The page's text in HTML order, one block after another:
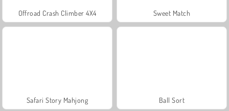
Offroad Crash Climber 4X4 Sweet Match
Safari Story Mahjong Ball Sort